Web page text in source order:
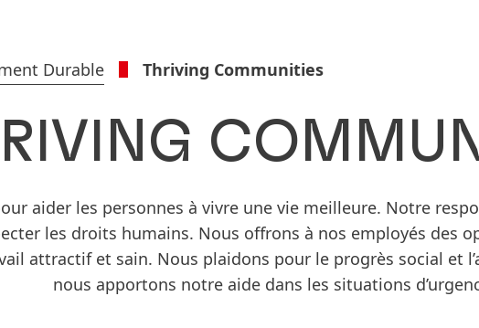
Durable Thriving Communities
aider les personnes à vivre une vie meilleure. Notre
les droits humains. Nous offrons à nos employés des
attractif et sain. Nous plaidons pour le progrès social et
nous apportons notre aide dans les situations